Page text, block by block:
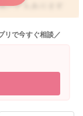
こともあります
いうわけではあ
ママさんがいな
ありますが、健
ご心配なさらず
ば良いと思いま
リで今すぐ相談／